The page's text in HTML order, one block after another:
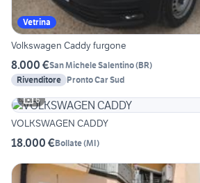
Vetrina
Volkswagen Caddy furgone
8.000 €San Michele Salentino(BR)
Rivenditore Pronto Car Sud
6
VOLKSWAGEN CADDY
18.000 €Bollate(MI)